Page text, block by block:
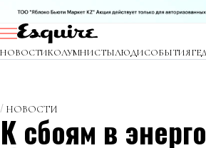
НОВОСТИКОЛУМНИСТЫЛЮДИСОБЫТИЯ
НОВОСТИ
К сбоям в